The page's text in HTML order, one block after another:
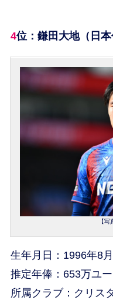
4位：鎌田大地（日本
【
生年月日：1996年8
推定年俸：653万ユ
所属クラブ：クリス